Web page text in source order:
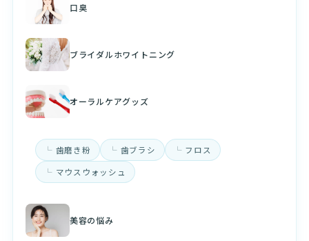
口臭
ブライダルホワイトニング
オーラルケアグッズ
歯磨き粉 歯ブラシ
フロス
マウスウォッシュ
美容の悩み